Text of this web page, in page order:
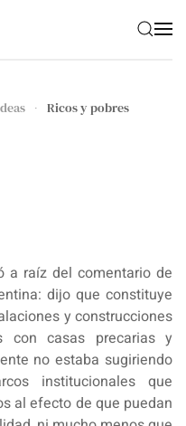
Ricos y pobres
a raíz del comentario de
dijo que constituye
y construcciones
casas precarias y
no estaba sugiriendo
institucionales que
al efecto de que puedan